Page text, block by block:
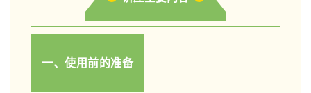
一、使用前的准备